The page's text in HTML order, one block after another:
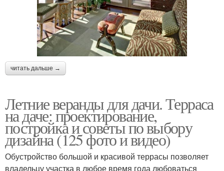
читать дальше →
Летние веранды для дачи. Терраса
на даче: проектирование,
постройка и советы по выбору
дизайна (125 фото и видео)
Обустройство большой и красивой террасы позволяет
владельцу участка в любое время года любоваться